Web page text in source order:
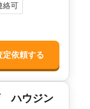
103㎡
パン株式会社
絡可
定依頼する
ハウジン